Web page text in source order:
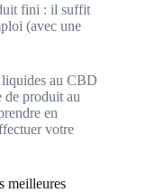
fini : il suffit
(avec une
au CBD
de produit au
en
votre
meilleures